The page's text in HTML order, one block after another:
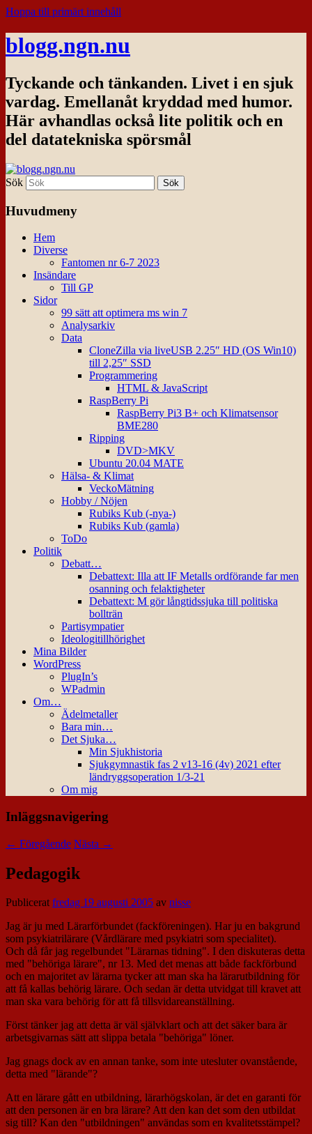
Hoppa till primärt innehåll
blogg.ngn.nu
Tyckande och tänkanden. Livet i en sjuk
vardag. Emellanåt kryddad med humor.
Här avhandlas också lite politik och en
del datatekniska spörsmål
Sök
Huvudmeny
Hem
Diverse
Fantomen nr 6-7 2023
Insändare
Till GP
Sidor
99 sätt att optimera ms win 7
Analysarkiv
Data
CloneZilla via liveUSB 2.25″ HD (OS Win10)
till 2,25″ SSD
Programmering
HTML & JavaScript
RaspBerry Pi
RaspBerry Pi3 B+ och Klimatsensor
BME280
Ripping
DVD>MKV
Ubuntu 20.04 MATE
Hälsa- & Klimat
VeckoMätning
Hobby / Nöjen
Rubiks Kub (-nya-)
Rubiks Kub (gamla)
ToDo
Politik
Debatt…
Debattext: Illa att IF Metalls ordförande far men
osanning och felaktigheter
Debattext: M gör långtidssjuka till politiska
bollträn
Partisympatier
Ideologitillhörighet
Mina Bilder
WordPress
PlugIn’s
WPadmin
Om…
Ädelmetaller
Bara min…
Det Sjuka…
Min Sjukhistoria
Sjukgymnastik fas 2 v13-16 (4v) 2021 efter
ländryggsoperation 1/3-21
Om mig
Inläggsnavigering
← Föregående Nästa →
Pedagogik
Publiceratfredag 19 augusti 2005 av nisse
Jag är ju med Lärarförbundet (fackföreningen). Har ju en bakgrund
som psykiatrilärare (Vårdlärare med psykiatri som specialitet).
Och då får jag regelbundet "Lärarnas tidning". I den diskuteras detta
med "behöriga lärare", nr 13. Med det menas att både fackförbund
och en majoritet av lärarna tycker att man ska ha lärarutbildning för
att få kallas behörig lärare. Och sedan är detta utvidgat till kravet att
man ska vara behörig för att få tillsvidareanställning.
Först tänker jag att detta är väl självklart och att det säker bara är
arbetsgivarnas sätt att slippa betala "behöriga" löner.
Jag gnags dock av en annan tanke, som inte utesluter ovanstående,
detta med "lärande"?
Att en lärare gått en utbildning, lärarhögskolan, är det en garanti för
att den personen är en bra lärare? Att den kan det som den utbildat
sig till? Kan den "utbildningen" användas som en kvalitetsstämpel?